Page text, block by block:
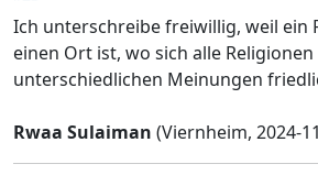
Ich unterschreibe freiwillig, weil ein
einen Ort ist, wo sich alle
unterschiedlichen Meinungen
Rwaa Sulaiman (Viernheim, 2024-